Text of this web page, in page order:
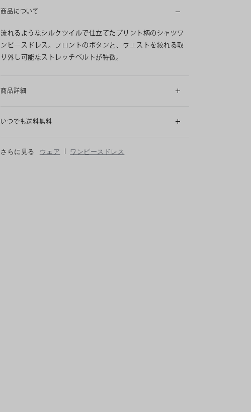
商品について
流れるようなシルクツイルで仕立てたプリント柄のシャツワ
ンピースドレス。フロントのボタンと、ウエストを絞れる取
り外し可能なストレッチベルトが特徴。
商品詳細
いつでも送料無料
さらに見る ウェア | ワンピースドレス